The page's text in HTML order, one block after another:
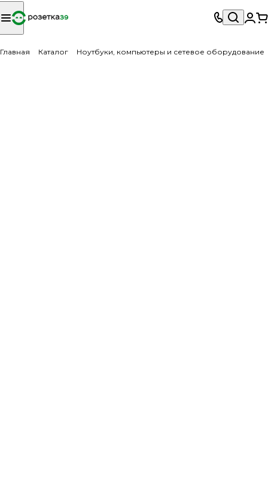
Главная Каталог Ноутбуки, компьютеры и сетевое оборудование